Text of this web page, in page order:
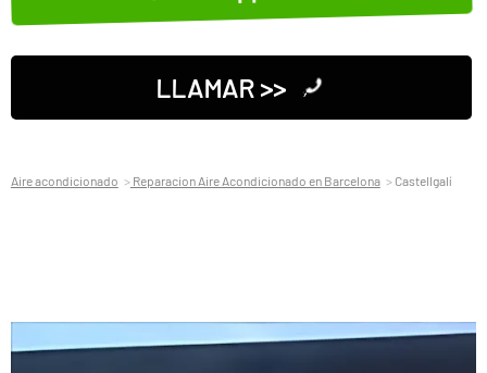
LLAMAR >>
Aire acondicionado Reparacion Aire Acondicionado en Barcelona Castellgalí